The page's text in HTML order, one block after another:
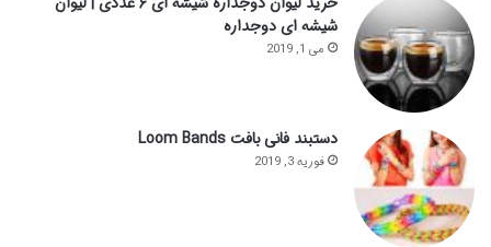
شیشه ای دوجداره
می 1, 2019
دستبند فانی بافت Loom Bands
فوریه 3, 2019